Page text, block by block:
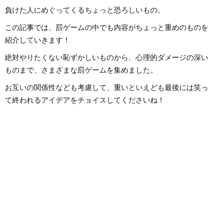
んだこと、日々子供と向き合う中
で感じたことや知ったことを活か
に担当しています。少しでもみな
負けた人にめぐってくるちょっと恐ろしいもの。
この記事では、罰ゲームの中でも内容がちょっと重めのものを
紹介していきます！
絶対やりたくない恥ずかしいものから、心理的ダメージの深い
ものまで、さまざまな罰ゲームを集めました。
お互いの関係性なども考慮して、重いといえども最後には笑っ
て終われるアイデアをチョイスしてくださいね！